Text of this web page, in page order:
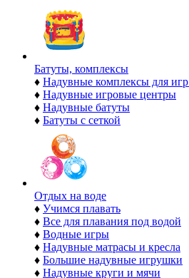
Батуты, комплексы
♦ Надувные комплексы для
♦ Надувные игровые центры
♦ Надувные батуты
♦ Батуты с сеткой
Отдых на воде
♦ Учимся плавать
♦ Все для плавания под водой
♦ Водные игры
♦ Надувные матрасы и кресла
♦ Большие надувные игрушки
♦ Надувные круги и мячи